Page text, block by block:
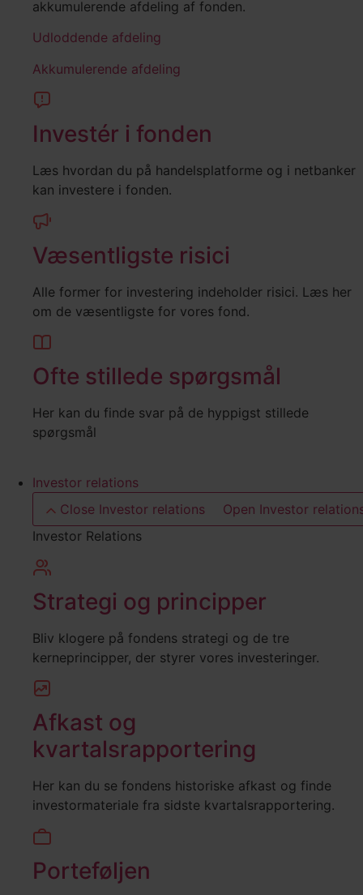
akkumulerende afdeling af fonden.
Udloddende afdeling
Akkumulerende afdeling
Investér i fonden
Læs hvordan du på handelsplatforme og i netbanker
kan investere i fonden.
Væsentligste risici
Alle former for investering indeholder risici. Læs her
om de væsentligste for vores fond.
Ofte stillede spørgsmål
Her kan du finde svar på de hyppigst stillede
spørgsmål
Investor relations
Close Investor relations
Open Investor
Investor Relations
Strategi og principper
Bliv klogere på fondens strategi og de tre
kerneprincipper, der styrer vores investeringer.
Afkast og
kvartalsrapportering
Her kan du se fondens historiske afkast og finde
investormateriale fra sidste kvartalsrapportering.
Porteføljen